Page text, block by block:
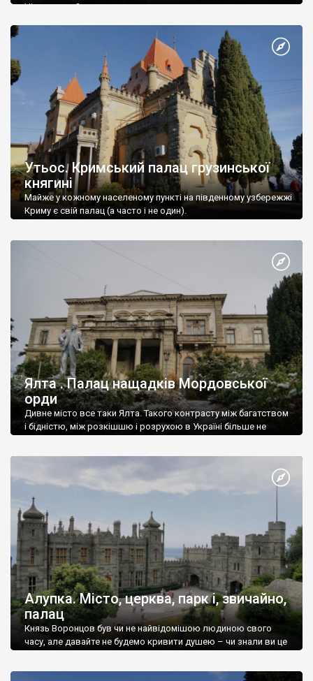
Ніжин греки?
Утьос. Кримський палац грузинської
княгині
Майже у кожному населеному пункті на південному узбережжі
Криму є свій палац (а часто і не один).
Ялта . Палац нащадків Мордовської
орди
Дивне місто все таки Ялта. Такого контрасту між багатством
і бідністю, між розкішшю і розрухою в Україні більше не
Алупка. Місто, церква, парк і, звичайно,
палац
Князь Воронцов був чи не найвідомішою людиною свого
часу, але давайте не будемо кривити душею – чи знали ви це